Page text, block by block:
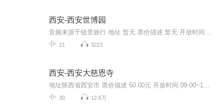
西安-西安世博园
21 3223
西安-西安大慈恩寺
30 12.6万